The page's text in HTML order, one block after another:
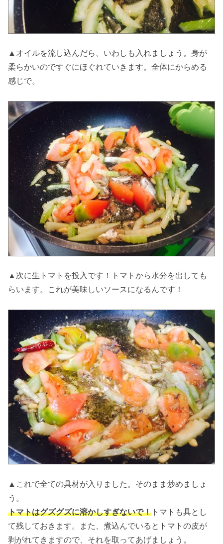
▲オイルを流し込んだら、いわしも入れましょう。身が
柔らかいのですぐにほぐれていきます。全体にからめる
感じで。
▲次に生トマトを投入です！トマトから水分を出しても
らいます。これが美味しいソースになるんです！
▲これで全ての具材が入りました。そのまま炒めましょ
う。
トマトはグズグズに溶かしすぎないで！ トマトも具とし
て残しておきます。また、煮込んでいるとトマトの皮が
剥がれてきますので、それを取ってあげましょう。